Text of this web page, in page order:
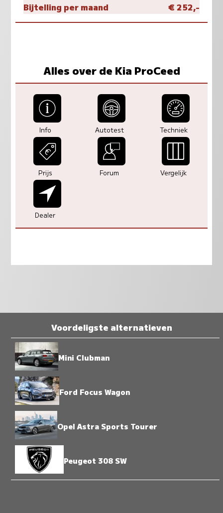
Bijtelling per maand
€ 252,-
Alles over de Kia ProCeed
Info Autotest Techniek
Prijs Forum Vergelijk
Dealer
Voordeligste alternatieven
Mini Clubman
Ford Focus Wagon
Opel Astra Sports Tourer
Peugeot 308 SW